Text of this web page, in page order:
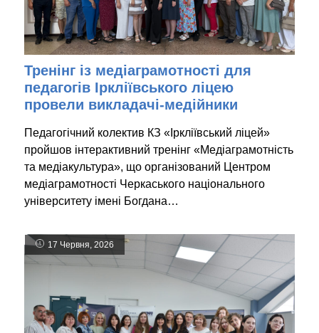
Тренінг із медіаграмотності для
педагогів Іркліївського ліцею
провели викладачі-медійники
Педагогічний колектив КЗ «Іркліївський ліцей»
пройшов інтерактивний тренінг «Медіаграмотність
та медіакультура», що організований Центром
медіаграмотності Черкаського національного
університету імені Богдана…
17 Червня, 2026